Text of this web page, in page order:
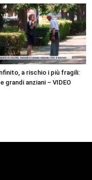
a rischio i più fragili:
grandi anziani – VIDEO